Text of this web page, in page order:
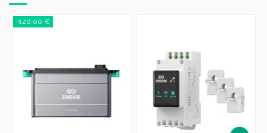
-120,00 €